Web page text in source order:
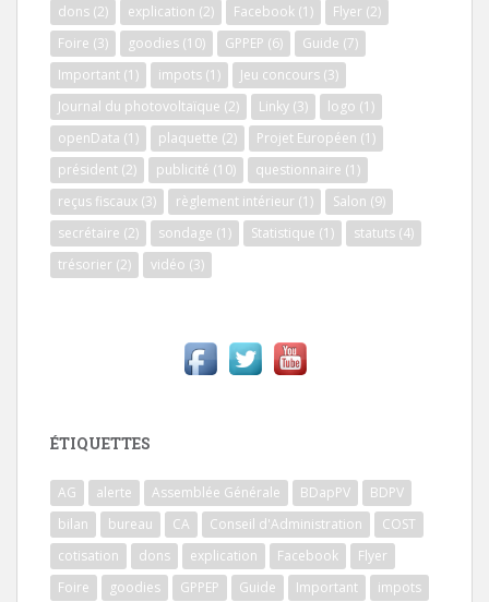
dons (2) explication (2) Facebook (1) Flyer (2)
Foire (3) goodies (10) GPPEP (6) Guide (7)
Important (1) impots (1) Jeu concours (3)
Journal du photovoltaïque (2) Linky (3) logo (1)
openData (1) plaquette (2) Projet Européen (1)
président (2) publicité (10) questionnaire (1)
reçus fiscaux (3) règlement intérieur (1) Salon (9)
secrétaire (2) sondage (1) Statistique (1) statuts (4)
trésorier (2) vidéo (3)
ÉTIQUETTES
AG alerte Assemblée Générale BDapPV
BDPV
bilan
bureau CA Conseil d'Administration
COST
cotisation
dons explication Facebook
Flyer
Foire
goodies GPPEP Guide Important impots